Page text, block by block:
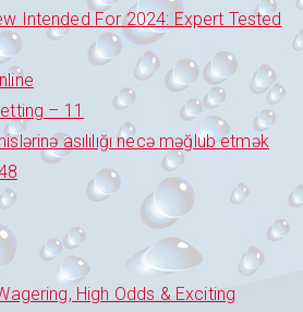
Intended For 2024: Expert Tested
– 11
asılılığı necə məğlub etmək
High Odds & Exciting